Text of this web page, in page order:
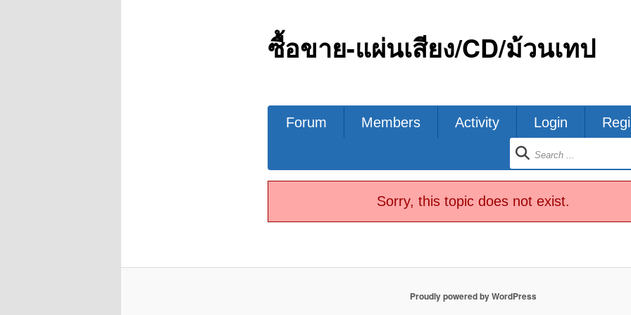
ซื้อขาย-แผ่นเสียง/CD/ม้วนเทป
Forum
Forum Members Activity Login
Sorry, this topic does not exist.
Proudly powered by WordPress